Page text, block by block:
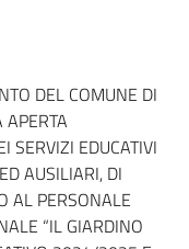
DEL COMUNE DI
APERTA
SERVIZI EDUCATIVI
AUSILIARI, DI
AL PERSONALE
“IL GIARDINO